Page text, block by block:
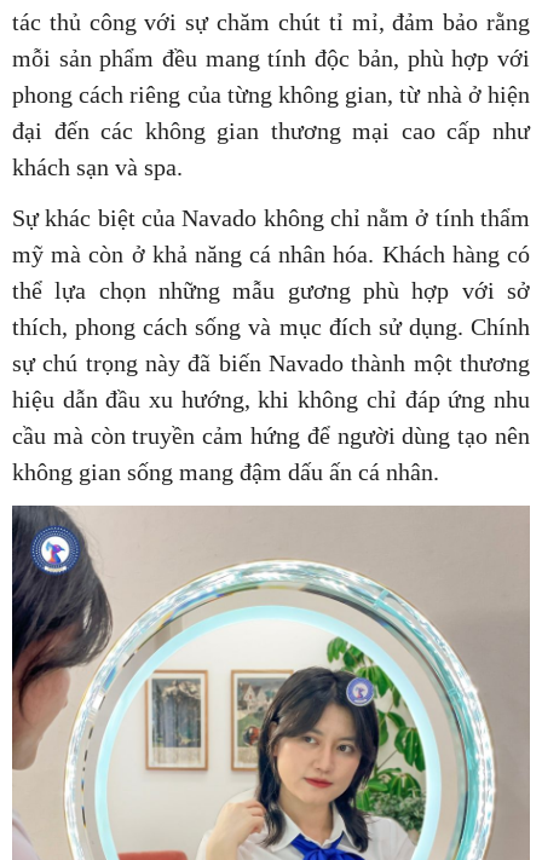
tác thủ công với sự chăm chút tỉ mỉ, đảm bảo rằng
mỗi sản phẩm đều mang tính độc bản, phù hợp với
phong cách riêng của từng không gian, từ nhà ở hiện
đại đến các không gian thương mại cao cấp như
khách sạn và spa.
Sự khác biệt của Navado không chỉ nằm ở tính thẩm
mỹ mà còn ở khả năng cá nhân hóa. Khách hàng có
thể lựa chọn những mẫu gương phù hợp với sở
thích, phong cách sống và mục đích sử dụng. Chính
sự chú trọng này đã biến Navado thành một thương
hiệu dẫn đầu xu hướng, khi không chỉ đáp ứng nhu
cầu mà còn truyền cảm hứng để người dùng tạo nên
không gian sống mang đậm dấu ấn cá nhân.